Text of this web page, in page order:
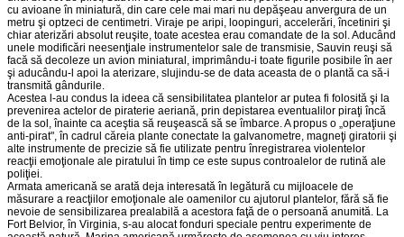
cu avioane în miniatură, din care cele mai mari nu depăşeau anvergura de un
metru şi optzeci de centimetri. Viraje pe aripi, loopinguri, accelerări, încetiniri şi
chiar aterizări absolut reuşite, toate acestea erau comandate de la sol. Aducând
unele modificări neesenţiale instrumentelor sale de transmisie, Sauvin reuşi să
facă să decoleze un avion miniatural, imprimându-i toate figurile posibile în aer
şi aducându-l apoi la aterizare, slujindu-se de data aceasta de o plantă ca să-i
transmită gândurile.
Acestea l-au condus la ideea că sensibilitatea plantelor ar putea fi folosită şi la
prevenirea actelor de piraterie aeriană, prin depistarea eventualilor piraţi încă
de la sol, înainte ca aceştia să reuşească să se îmbarce. A propus o „operaţiune
anti-pirat", în cadrul căreia plante conectate la galvanometre, magneţi giratorii şi
alte instrumente de precizie să fie utilizate pentru înregistrarea violentelor
reacţii emoţionale ale piratului în timp ce este supus controalelor de rutină ale
poliţiei.
Armata americană se arată deja interesată în legătură cu mijloacele de
măsurare a reacţiilor emoţionale ale oamenilor cu ajutorul plantelor, fără să fie
nevoie de sensibilizarea prealabilă a acestora faţă de o persoană anumită. La
Fort Belvior, în Virginia, s-au alocat fonduri speciale pentru experimente de